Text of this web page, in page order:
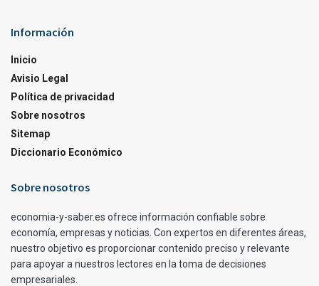
Información
Inicio
Avisio Legal
Política de privacidad
Sobre nosotros
Sitemap
Diccionario Económico
Sobre nosotros
economia-y-saber.es ofrece información confiable sobre
economía, empresas y noticias. Con expertos en diferentes áreas,
nuestro objetivo es proporcionar contenido preciso y relevante
para apoyar a nuestros lectores en la toma de decisiones
empresariales.